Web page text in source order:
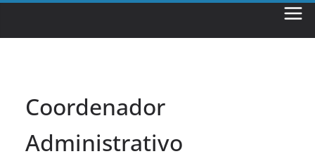
Coordenador
Administrativo